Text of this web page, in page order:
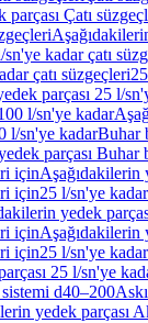
parçası Çatı
sn'ye kadar çatı
çatı süzgeçleri
parçası 25 l/
l/sn'ye kadar
l/sn'ye kadarBuhar
parçası Buhar
içinAşağıdakilerin
için25 l/sn'ye
yedek
içinAşağıdakilerin
için25 l/sn'ye
25 l/sn'ye
d40–200
yedek parçası